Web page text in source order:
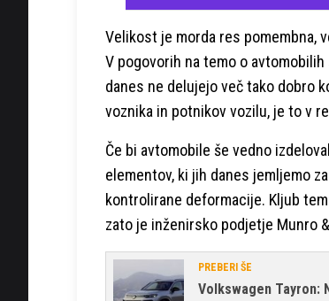
Velikost je morda res pomembna,
V pogovorih na temo o
danes ne delujejo več tako dobro
voznika in potnikov vozilu, je to v
Če bi avtomobile še vedno
elementov, ki jih danes jemljemo
kontrolirane deformacije. Kljub
zato je inženirsko podjetje Munro
PREBERI ŠE
Volkswagen Tayron: